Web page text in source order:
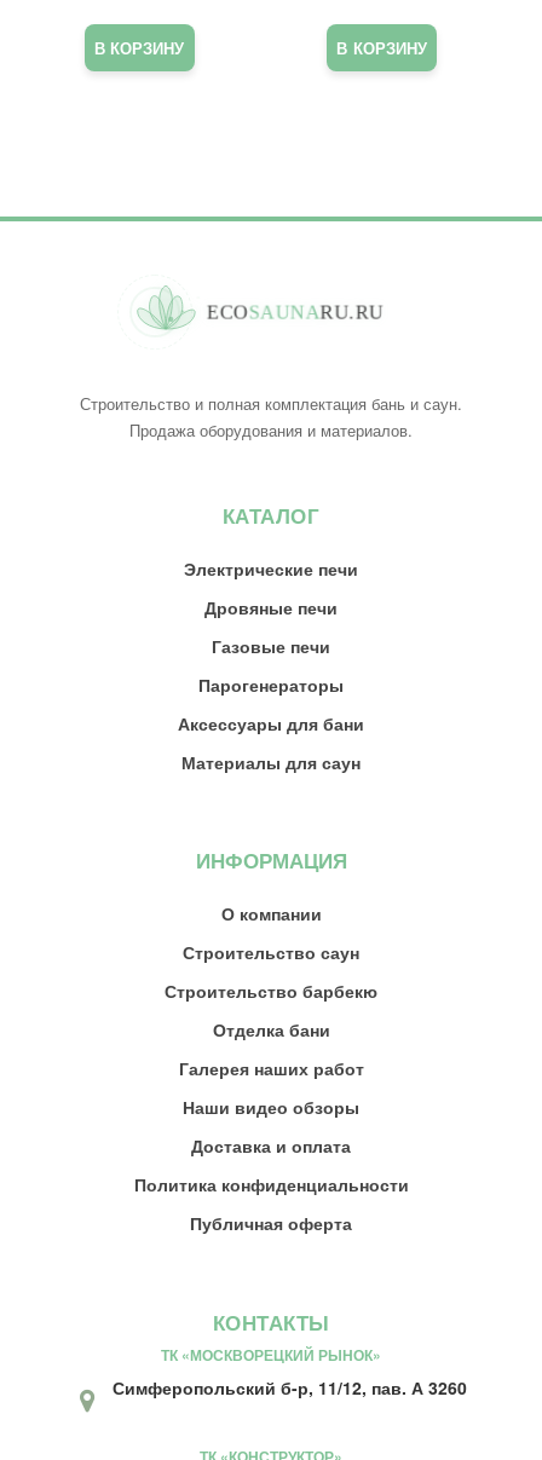
В КОРЗИНУ В КОРЗИНУ
ECOSAUNARU.RU
Строительство и полная комплектация бань и саун.
Продажа оборудования и материалов.
КАТАЛОГ
Электрические печи
Дровяные печи
Газовые печи
Парогенераторы
Аксессуары для бани
Материалы для саун
ИНФОРМАЦИЯ
О компании
Строительство саун
Строительство барбекю
Отделка бани
Галерея наших работ
Наши видео обзоры
Доставка и оплата
Политика конфиденциальности
Публичная оферта
КОНТАКТЫ
ТК «МОСКВОРЕЦКИЙ РЫНОК»
Симферопольский б-р, 11/12, пав. А 3260